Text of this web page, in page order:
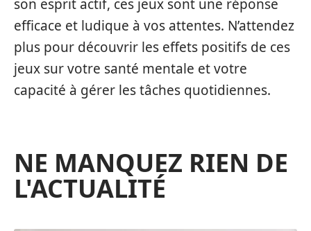
son esprit actif, ces jeux sont une réponse
efficace et ludique à vos attentes. N’attendez
plus pour découvrir les effets positifs de ces
jeux sur votre santé mentale et votre
capacité à gérer les tâches quotidiennes.
NE MANQUEZ RIEN DE
L'ACTUALITÉ